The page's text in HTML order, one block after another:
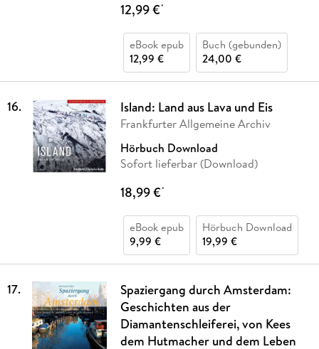
12,99 €*
eBook epub
12,99 €
Buch (gebunden)
24,00 €
16. Island: Land aus Lava und Eis
Frankfurter Allgemeine Archiv
Hörbuch Download
Sofort lieferbar (Download)
18,99 €*
eBook epub
9,99 €
Hörbuch Download
19,99 €
17.
Spaziergang durch Amsterdam:
Geschichten aus der
Diamantenschleiferei, von Kees
dem Hutmacher und dem Leben